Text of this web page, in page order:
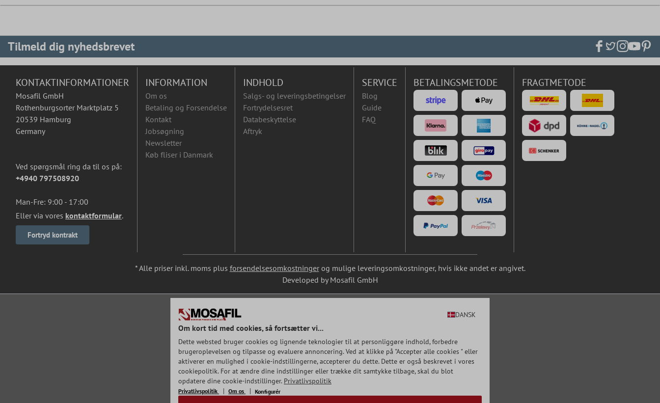
Tilmeld dig nyhedsbrevet
KONTAKTINFORMATIONER
Mosafil GmbH
Rothenburgsorter Marktplatz 5
20539 Hamburg
Germany
Ved spørgsmål ring da til os på:
+4940 797508920
Man-Fre: 9:00 - 17:00
Eller via vores kontaktformular.
Fortryd kontrakt
INFORMATION
Om os
Betaling og Forsendelse
Kontakt
Jobsøgning
Newsletter
Køb fliser i Danmark
INDHOLD
Salgs- og leveringsbetingelser
Fortrydelsesret
Databeskyttelse
Aftryk
SERVICE
Blog
Guide
FAQ
BETALINGSMETODE FRAGTMETODE
* Alle priser inkl. moms plus forsendelsesomkostningerog mulige leveringsomkostninger, hvis ikke andet er angivet.
Developed by Mosafil GmbH
DANSK
Om kort tid med cookies, så fortsætter vi...
Dette websted bruger cookies og lignende teknologier til at personliggøre indhold, forbedre
brugeroplevelsen og tilpasse og evaluere annoncering. Ved at klikke på "Accepter alle cookies " eller
aktiverer en mulighed i cookie-indstillingerne, accepterer du dette. Dette er også beskrevet i vores
cookiepolitik. For at ændre dine indstillinger eller trække dit samtykke tilbage, skal du blot
opdatere dine cookie-indstillinger. Privatlivspolitik
Privatlivspolitik Om os Konfigurér